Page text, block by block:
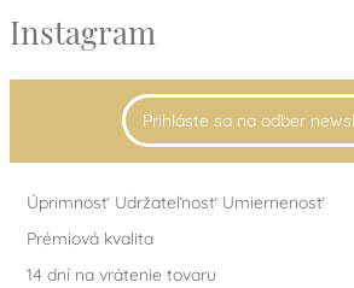
Instagram
Prihláste sa na odber
Úprimnosť Udržateľnosť Umiernenosť
Prémiová kvalita
14 dní na vrátenie tovaru